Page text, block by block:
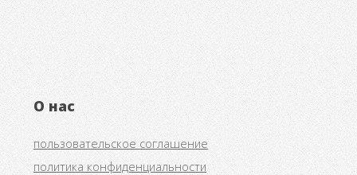
О нас
пользовательское соглашение
политика конфиденциальности